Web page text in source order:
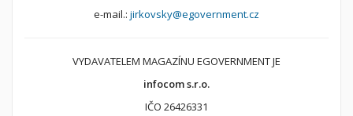
e-mail.: jirkovsky@egovernment.cz
VYDAVATELEM MAGAZÍNU EGOVERNMENT JE
infocom s.r.o.
IČO 26426331